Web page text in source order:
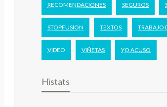
RECOMENDACIONES SEGUROS
STOPFUSION TEXTOS TRABAJO
VIDEO VIÑETAS YO ACUSO
Histats